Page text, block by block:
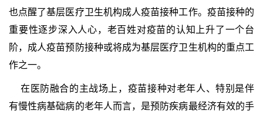
也点醒了基层医疗卫生机构成人疫苗接种工作。疫苗接种的
重要性逐步深入人心，老百姓对疫苗的认知上升了一个台
阶，成人疫苗预防接种或将成为基层医疗卫生机构的重点工
作之一。
在医防融合的主战场上，疫苗接种对老年人、特别是伴
有慢性病基础病的老年人而言，是预防疾病最经济有效的手